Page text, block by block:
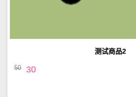
测试商品2
50 30